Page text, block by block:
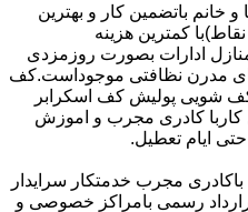
خانم باتضمین کار و بهترین
کمترین هزینه
ادارات بصورت روزمزدی
مدرن نظافتی موجوداست.کف
شویی پولیش کف اسکرابر
کاربا کادری مجرب و اموزش
ایام تعطیل.
مجرب خدمتکار سرایدار
رسمی بامراکز خصوصی و